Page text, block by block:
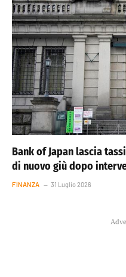
Bank of Japan lascia
di nuovo giù dopo
FINANZA 31 Luglio 2026